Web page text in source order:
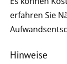
erfahren Sie
Hinweise